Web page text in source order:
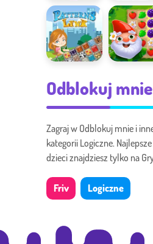
Bubble
Shooter
Baśnie z
nocy
Odblokuj mnie
Zagraj w Odblokuj mnie i
kategorii Logiczne.
dzieci znajdziesz tylko na
Friv Logiczne